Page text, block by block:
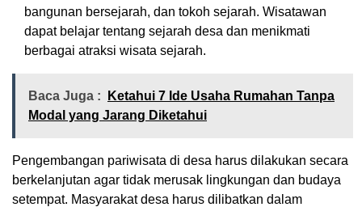
bangunan bersejarah, dan tokoh sejarah. Wisatawan
dapat belajar tentang sejarah desa dan menikmati
berbagai atraksi wisata sejarah.
Baca Juga :
Ketahui 7 Ide Usaha Rumahan Tanpa
Modal yang Jarang Diketahui
Pengembangan pariwisata di desa harus dilakukan secara
berkelanjutan agar tidak merusak lingkungan dan budaya
setempat. Masyarakat desa harus dilibatkan dalam